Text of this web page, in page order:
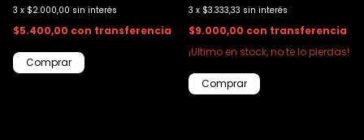
3 x $2.000,00 sin interés
$5.400,00 con transferencia
3 x $3.333,33 sin interés
$9.000,00 con transferencia
¡Ultimo en stock, no te lo pierdas!